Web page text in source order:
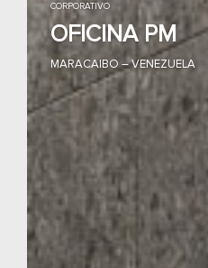
CORPORATIVO
OFICINA PM
MARACAIBO – VENEZUELA